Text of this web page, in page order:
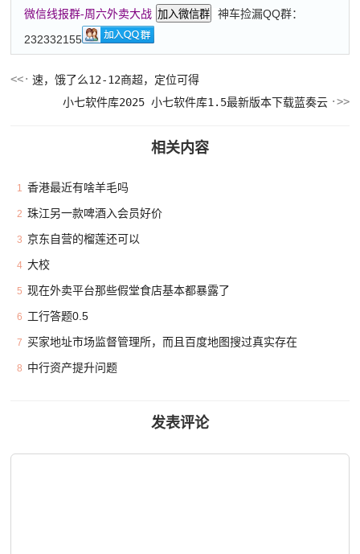
微信线报群-周六外卖大战 加入微信群
神车捡漏QQ群：
232332155
速，饿了么12-12商超，定位可得
小七软件库2025 小七软件库1.5最新版本下载蓝奏云
相关内容
1 香港最近有啥羊毛吗
2 珠江另一款啤酒入会员好价
3 京东自营的榴莲还可以
4 大校
5 现在外卖平台那些假堂食店基本都暴露了
6 工行答题0.5
7 买家地址市场监督管理所，而且百度地图搜过真实存在
8 中行资产提升问题
发表评论